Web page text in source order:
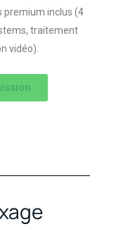
premium inclus (4
traitement
vidéo).